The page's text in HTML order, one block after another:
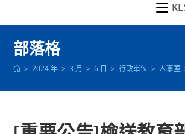
部落格
> 2024 年 > 3 月 > 6 日 > 行政單位 > 人事室